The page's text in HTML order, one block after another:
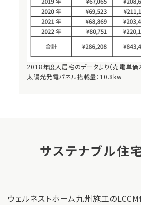
2018年度入居宅のデータより（売電単価
太陽光発電パネル搭載量：10.8kw
サステナブル住
ウェルネストホーム九州施工の